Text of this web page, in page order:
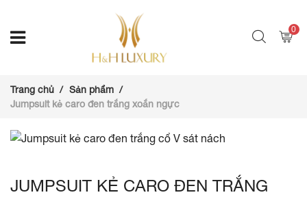
0
Trang chủ
Sản phẩm
Jumpsuit kẻ caro đen trắng xoắn ngực
JUMPSUIT KẺ CARO ĐEN TRẮNG